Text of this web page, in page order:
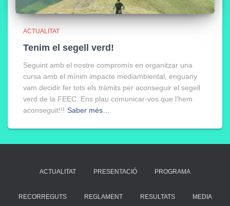
ACTUALITAT
Tenim el segell verd!
Seguint amb el nostre compromís en organitzar una
cursa amb el mínim impacte mediambiental, enguany
vam decidir fer tots els tràmits per aconseguir el segell
verd de la FEEC. Ens plau comunicar-vos que l’hem
aconseguit!!! Saber més…
ACTUALITAT PRESENTACIÓ PROGRAMA
RECORREGUTS REGLAMENT RESULTATS MEDIA